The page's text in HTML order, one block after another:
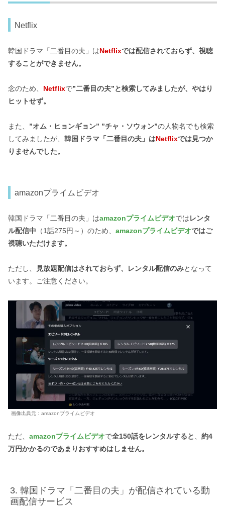
Netflix
韓国ドラマ「二番目の夫」はNetflixでは配信されておらず、視聴
することができません。
念のため、 Netflixで”二番目の夫”と検索してみましたが、やはり
ヒットせず。
また、 ”オム・ヒョンギョン” ”チャ・ソウォン”の人物名でも検索
してみましたが、 韓国ドラマ「二番目の夫」はNetflixでは見つか
りませんでした。
amazonプライムビデオ
韓国ドラマ「二番目の夫」はamazonプライムビデオではレンタ
ル配信中 （1話275円～）のため、 amazonプライムビデオではご
視聴いただけます。
ただし、 見放題配信はされておらず、レンタル配信のみとなって
います。ご注意ください。
画像出典元：amazonプライムビデオ
ただ、 amazonプライムビデオで全150話をレンタルすると、 約4
万円かかるのであまりおすすめはしません。
韓国ドラマ「二番目の夫」が配信されている動
画配信サービス